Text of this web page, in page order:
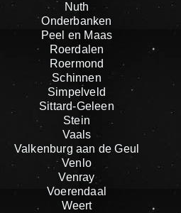
Nuth
Onderbanken
Peel en Maas
Roerdalen
Roermond
Schinnen
Simpelveld
Sittard-Geleen
Stein
Vaals
Valkenburg aan de Geul
Venlo
Venray
Voerendaal
Weert